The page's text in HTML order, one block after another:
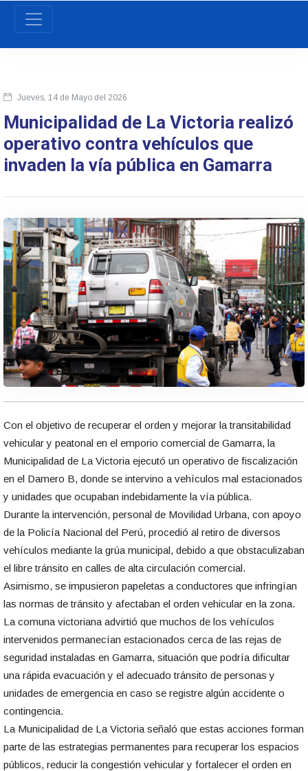
Jueves, 14 de Mayo del 2026
Municipalidad de La Victoria realizó
operativo contra vehículos que
invaden la vía pública en Gamarra
Con el objetivo de recuperar el orden y mejorar la transitabilidad
vehicular y peatonal en el emporio comercial de Gamarra, la
Municipalidad de La Victoria ejecutó un operativo de fiscalización
en el Damero B, donde se intervino a vehículos mal estacionados
y unidades que ocupaban indebidamente la vía pública.
Durante la intervención, personal de Movilidad Urbana, con apoyo
de la Policía Nacional del Perú, procedió al retiro de diversos
vehículos mediante la grúa municipal, debido a que obstaculizaban
el libre tránsito en calles de alta circulación comercial.
Asimismo, se impusieron papeletas a conductores que infringían
las normas de tránsito y afectaban el orden vehicular en la zona.
La comuna victoriana advirtió que muchos de los vehículos
intervenidos permanecían estacionados cerca de las rejas de
seguridad instaladas en Gamarra, situación que podría dificultar
una rápida evacuación y el adecuado tránsito de personas y
unidades de emergencia en caso se registre algún accidente o
contingencia.
La Municipalidad de La Victoria señaló que estas acciones forman
parte de las estrategias permanentes para recuperar los espacios
públicos, reducir la congestión vehicular y fortalecer el orden en